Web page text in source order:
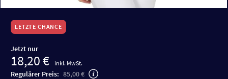
LETZTE CHANCE
Jetzt nur
18,20 € inkl. MwSt.
Regulärer Preis: 85,00 €